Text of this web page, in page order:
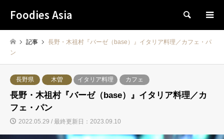
Foodies Asia 検索
記事
長野・木祖村『バーゼ（base）』イタリア料理／カフェ・パ
ン
長野県 木曽 イタリア料理 カフェ
長野・木祖村『バーゼ（base）』イタリア料理／カ
フェ・パン
2022.05.29 / 最終更新日：2023.09.10